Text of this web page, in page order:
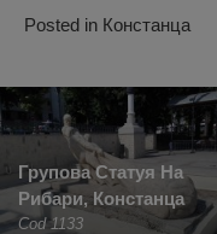
Posted in Констанца
Групова Статуя На
Рибари, Констанца
Cod 1133